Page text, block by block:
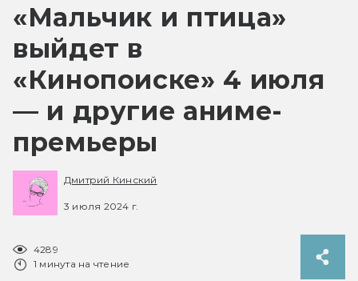
«Мальчик и птица»
выйдет в
«Кинопоиске» 4 июля
— и другие аниме-
премьеры
Дмитрий Кинский
3 июля 2024 г.
4289
1 минута на чтение